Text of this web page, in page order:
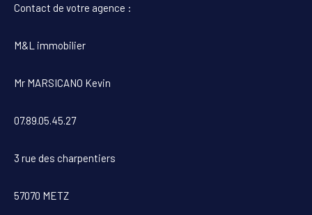
Contact de votre agence :
M&L immobilier
Mr MARSICANO Kevin
07.89.05.45.27
3 rue des charpentiers
57070 METZ